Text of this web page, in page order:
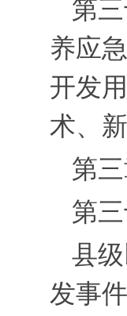
第
养应
开发
术、
第
第
县
发事